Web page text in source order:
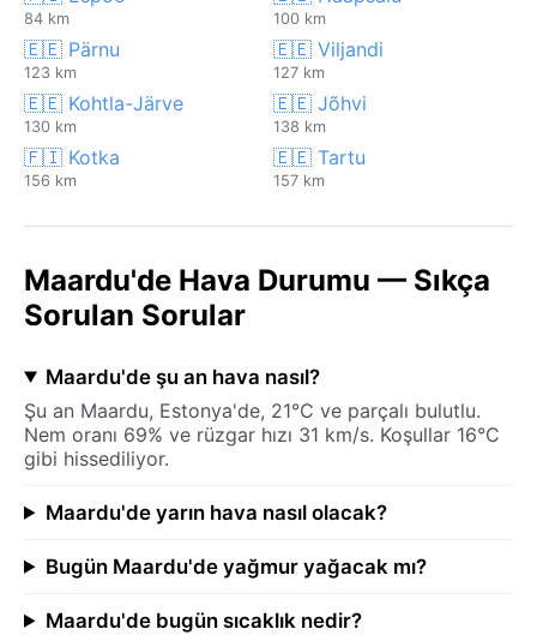
84 km 100 km
🇪🇪 Pärnu
123 km
🇪🇪 Viljandi
127 km
🇪🇪 Kohtla-Järve
130 km
🇪🇪 Jõhvi
138 km
🇫🇮 Kotka
156 km
🇪🇪 Tartu
157 km
Maardu'de Hava Durumu — Sıkça
Sorulan Sorular
Maardu'de şu an hava nasıl?
Şu an Maardu, Estonya'de, 21°C ve parçalı bulutlu.
Nem oranı 69% ve rüzgar hızı 31 km/s. Koşullar 16°C
gibi hissediliyor.
Maardu'de yarın hava nasıl olacak?
Bugün Maardu'de yağmur yağacak mı?
Maardu'de bugün sıcaklık nedir?